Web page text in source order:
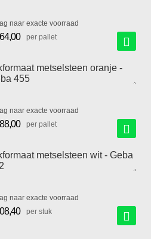
naar exacte voorraad
per pallet
metselsteen oranje -
455
naar exacte voorraad
per pallet
metselsteen wit - Geba
naar exacte voorraad
per stuk